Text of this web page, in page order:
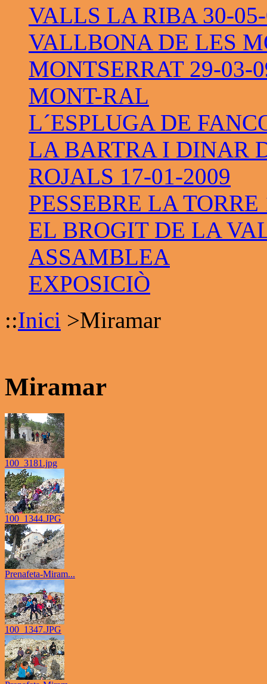
VALLS LA RIBA 30-
VALLBONA DE LES
MONTSERRAT 29-03-
MONT-RAL
L´ESPLUGA DE
LA BARTRA I DINAR
ROJALS 17-01-2009
PESSEBRE LA TORRE
EL BROGIT DE LA
ASSAMBLEA
EXPOSICIÒ
::Inici >Miramar
Miramar
100_3181.jpg
100_1344.JPG
Prenafeta-Miram...
100_1347.JPG